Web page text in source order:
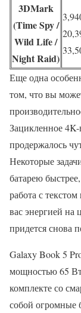
3DMark
(Time Spy /
Wild Life /
Night Raid)
Еще одна
том, что вы
Зацикленное
продержалось
Некоторые
батарею
работа с
вас энергией
придется снова
Galaxy Book 5
мощностью 65
комплекте со
собой огромные